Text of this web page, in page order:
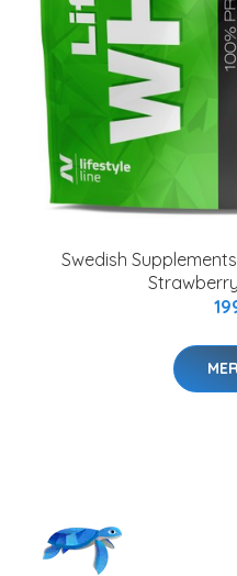
Swedish